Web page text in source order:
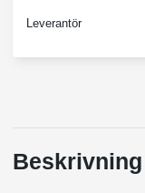
Leverantör
Beskrivning